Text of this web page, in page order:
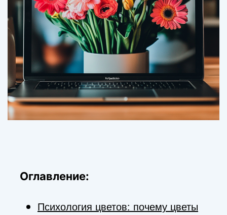
Оглавление:
Психология цветов: почему цветы